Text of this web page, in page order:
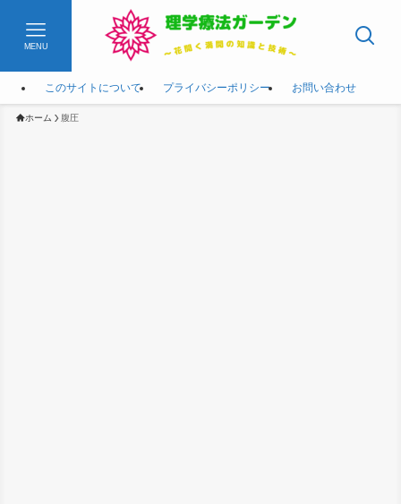
MENU
このサイトについて プライバシーポリシー お問い合わせ
ホーム 腹圧